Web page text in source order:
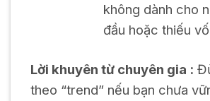
không dành cho
đầu hoặc thiếu
Lời khuyên từ chuyên gia :
theo “trend” nếu bạn chưa